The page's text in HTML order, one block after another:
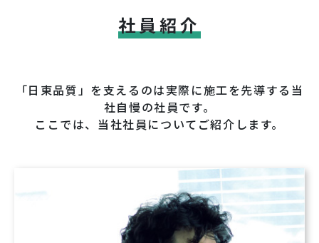
社員紹介
「日東品質」を支えるのは実際に施工を先導する当
社自慢の社員です。
ここでは、当社社員についてご紹介します。